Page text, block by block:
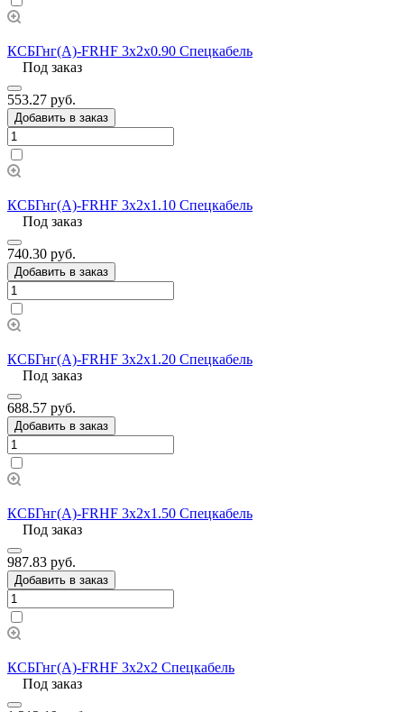
КСБГнг(А)-FRHF 3х2х0.90 Спецкабель
Под заказ
553.27 руб.
Добавить в заказ
КСБГнг(А)-FRHF 3х2х1.10 Спецкабель
Под заказ
740.30 руб.
Добавить в заказ
КСБГнг(А)-FRHF 3х2х1.20 Спецкабель
Под заказ
688.57 руб.
Добавить в заказ
КСБГнг(А)-FRHF 3х2х1.50 Спецкабель
Под заказ
987.83 руб.
Добавить в заказ
КСБГнг(А)-FRHF 3х2х2 Спецкабель
Под заказ